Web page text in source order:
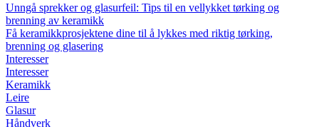
Unngå sprekker og glasurfeil: Tips til en vellykket tørking og
brenning av keramikk
Få keramikkprosjektene dine til å lykkes med riktig tørking,
brenning og glasering
Interesser
Interesser
Keramikk
Leire
Glasur
Håndverk